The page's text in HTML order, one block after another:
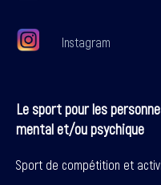
Instagram
Le sport pour les
mental et/ou psychique
Sport de compétition et